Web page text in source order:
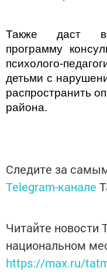
Также даст
программу
психолого-
детьми с
распространить
района.
Следите за
Telegram-канале
Читайте новости
национальном
https://max.ru/